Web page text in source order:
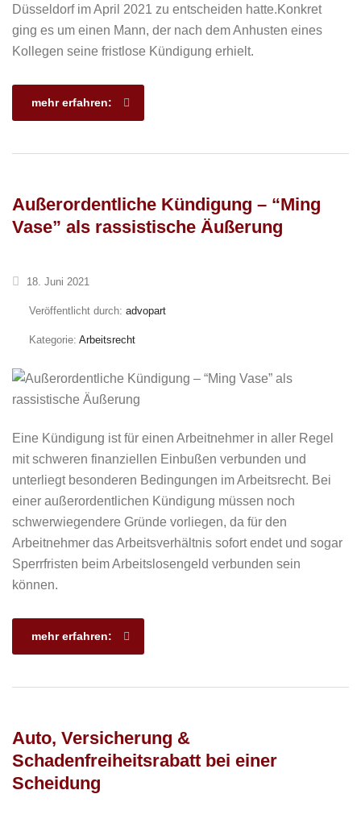
Düsseldorf im April 2021 zu entscheiden hatte.Konkret
ging es um einen Mann, der nach dem Anhusten eines
Kollegen seine fristlose Kündigung erhielt.
mehr erfahren:
Außerordentliche Kündigung – “Ming
Vase” als rassistische Äußerung
18. Juni 2021
Veröffentlicht durch: advopart
Kategorie: Arbeitsrecht
Eine Kündigung ist für einen Arbeitnehmer in aller Regel
mit schweren finanziellen Einbußen verbunden und
unterliegt besonderen Bedingungen im Arbeitsrecht. Bei
einer außerordentlichen Kündigung müssen noch
schwerwiegendere Gründe vorliegen, da für den
Arbeitnehmer das Arbeitsverhältnis sofort endet und sogar
Sperrfristen beim Arbeitslosengeld verbunden sein
können.
mehr erfahren:
Auto, Versicherung &
Schadenfreiheitsrabatt bei einer
Scheidung